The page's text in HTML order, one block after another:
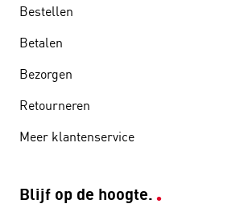
Bestellen
Betalen
Bezorgen
Retourneren
Meer klantenservice
Blijf op de hoogte.